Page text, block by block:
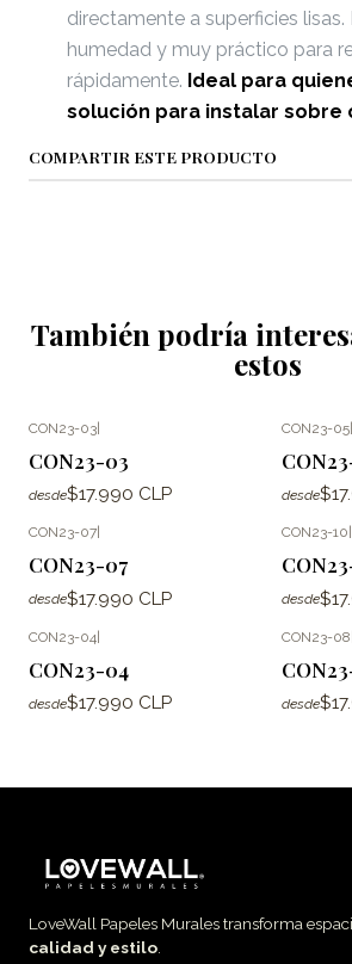
directamente a superficies lisas.
humedad y muy práctico para
rápidamente. Ideal para
solución para instalar sobre
COMPARTIR ESTE PRODUCTO
También podría
estos
CON23-03
CON23-03
desde$17.990 CLP
CON23-05
desde
CON23-07
CON23-07
desde$17.990 CLP
CON23-10
desde
CON23-04|
CON23-04
desde$17.990 CLP
CON23-08
desde
LoveWall Papeles Murales transforma
calidad y estilo